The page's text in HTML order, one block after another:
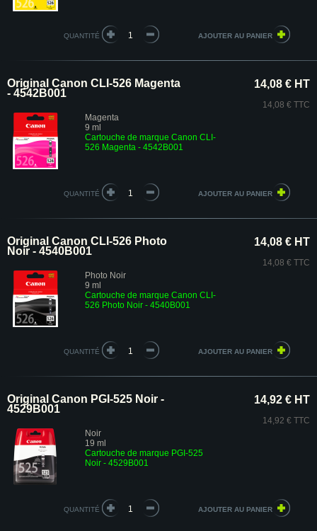
QUANTITÉ
Original Canon CLI-526 Magenta
- 4542B001
Magenta
9 ml
Cartouche de marque Canon CLI-
526 Magenta - 4542B001
14,08 € HT
14,08 € TTC
QUANTITÉ
Original Canon CLI-526 Photo
Noir - 4540B001
Photo Noir
9 ml
Cartouche de marque Canon CLI-
526 Photo Noir - 4540B001
14,08 € HT
14,08 € TTC
QUANTITÉ
Original Canon PGI-525 Noir -
4529B001
Noir
19 ml
Cartouche de marque PGI-525
Noir - 4529B001
14,92 € HT
14,92 € TTC
QUANTITÉ